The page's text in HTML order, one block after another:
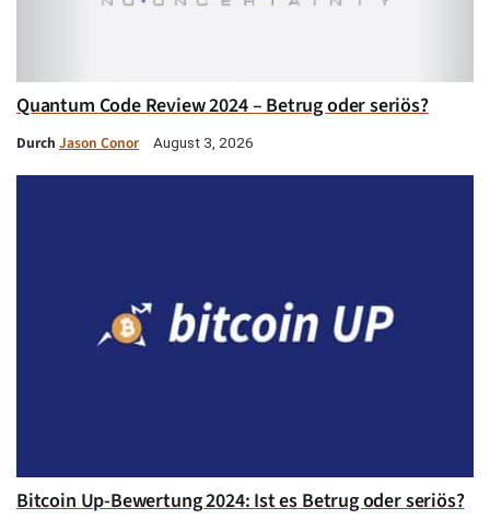
Quantum Code Review 2024 – Betrug oder seriös?
Durch Jason Conor August 3, 2026
Bitcoin Up-Bewertung 2024: Ist es Betrug oder seriös?